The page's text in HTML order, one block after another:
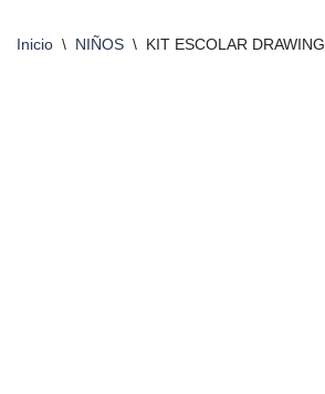
Inicio \ NIÑOS \ KIT ESCOLAR DRAWING